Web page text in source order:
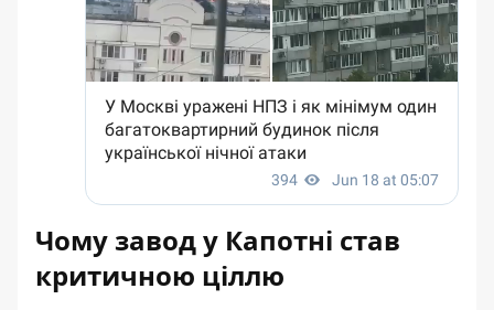
Чому завод у Капотні став
критичною ціллю